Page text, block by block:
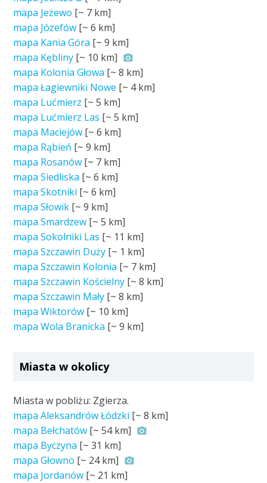
mapa Jeżewo [~ 7 km]
mapa Józefów [~6 km]
mapa Kania Góra [~9 km]
mapa Kębliny [~ 10 km]
mapa Kolonia Głowa [~8 km]
mapa Łagiewniki Nowe [~ 4 km]
mapa Lućmierz [~5 km]
mapa Lućmierz Las [~5 km]
mapa Maciejów [~6 km]
mapa Rąbień [~9 km]
mapa Rosanów [~ 7 km]
mapa Siedliska [~6 km]
mapa Skotniki [~6 km]
mapa Słowik [~9 km]
mapa Smardzew [~5 km]
mapa Sokolniki Las [~ 11 km]
mapa Szczawin Duży [~ 1 km]
mapa Szczawin Kolonia [~ 7 km]
mapa Szczawin Kościelny [~8 km]
mapa Szczawin Mały [~8 km]
mapa Wiktorów [~ 10 km]
mapa Wola Branicka [~9 km]
Miasta w okolicy
Miasta w pobliżu: Zgierza.
mapa Aleksandrów Łódzki [~8 km]
mapa Bełchatów [~54 km]
mapa Byczyna [~31 km]
mapa Głowno [~ 24 km]
mapa Jordanów [~ 21 km]